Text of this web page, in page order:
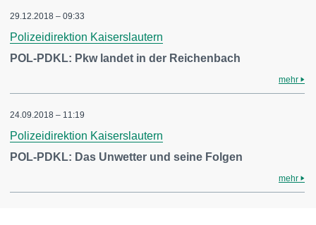
29.12.2018 – 09:33
Polizeidirektion Kaiserslautern
POL-PDKL: Pkw landet in der Reichenbach
mehr
24.09.2018 – 11:19
Polizeidirektion Kaiserslautern
POL-PDKL: Das Unwetter und seine Folgen
mehr